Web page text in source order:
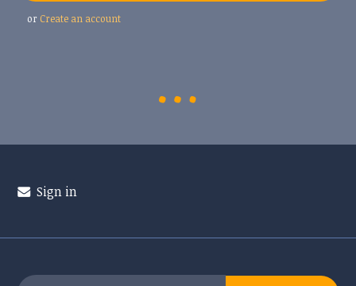
or Create an account
Sign in